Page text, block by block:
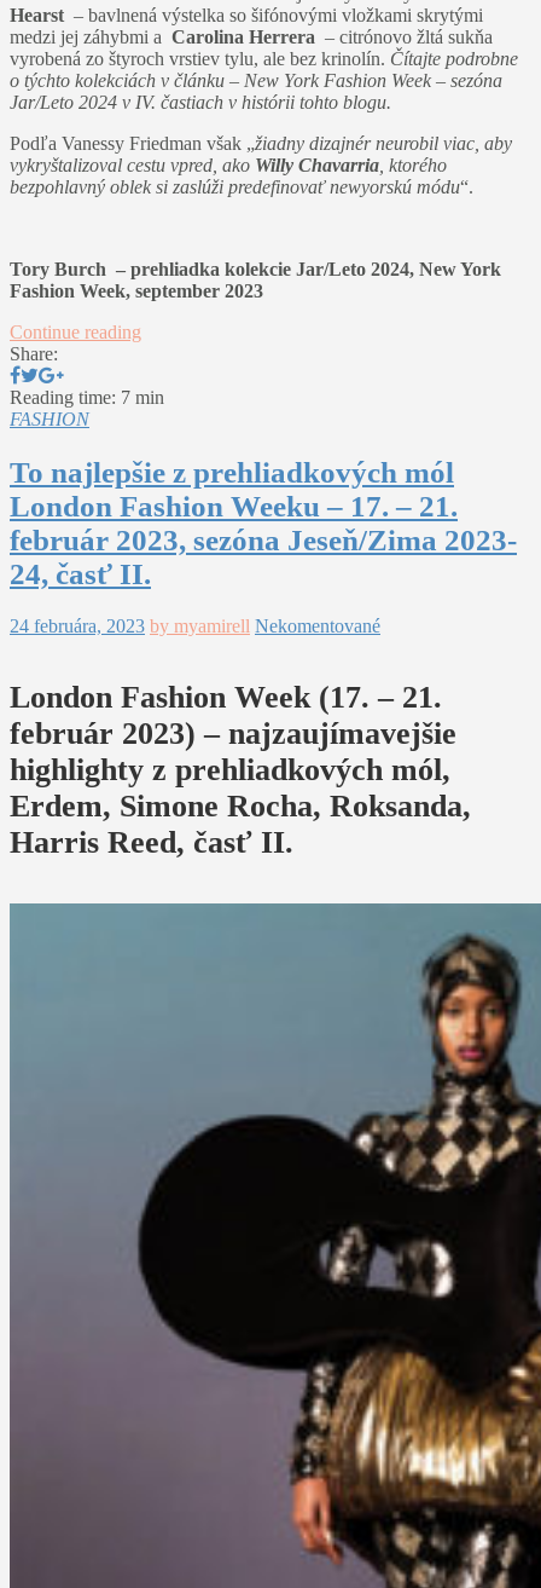
Hearst – bavlnená výstelka so šifónovými vložkami skrytými
medzi jej záhybmi a Carolina Herrera – citrónovo žltá sukňa
vyrobená zo štyroch vrstiev tylu, ale bez krinolín. Čítajte podrobne
o týchto kolekciách v článku – New York Fashion Week – sezóna
Jar/Leto 2024 v IV. častiach v histórii tohto blogu.
Podľa Vanessy Friedman však „žiadny dizajnér neurobil viac, aby
vykryštalizoval cestu vpred, ako Willy Chavarria , ktorého
bezpohlavný oblek si zaslúži predefinovať newyorskú módu“.
Tory Burch – prehliadka kolekcie Jar/Leto 2024, New York
Fashion Week, september 2023
Continue reading
Share:
Reading time: 7 min
FASHION
To najlepšie z prehliadkových mól
London Fashion Weeku – 17. – 21.
február 2023, sezóna Jeseň/Zima 2023-
24, časť II.
24 februára, 2023 by myamirell Nekomentované
London Fashion Week (17. – 21.
február 2023) – najzaujímavejšie
highlighty z prehliadkových mól,
Erdem, Simone Rocha, Roksanda,
Harris Reed, časť II.